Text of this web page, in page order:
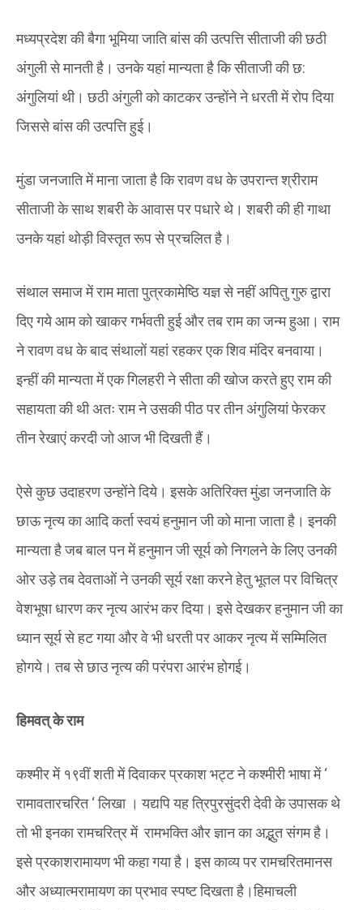
मध्यप्रदेश की बैगा भूमिया जाति बांस की उत्पत्ति सीताजी की छठी
अंगुली से मानती है। उनके यहां मान्यता है कि सीताजी की छ:
अंगुलियां थी। छठी अंगुली को काटकर उन्होंने ने धरती में रोप दिया
जिससे बांस की उत्पत्ति हुई।
मुंडा जनजाति में माना जाता है‌ कि रावण वध के उपरान्त श्रीराम
सीताजी के साथ शबरी के आवास पर पधारे थे। शबरी की ही गाथा
उनके यहां थोड़ी विस्तृत रूप से प्रचलित है।
संथाल समाज में राम माता पुत्रकामेष्ठि यज्ञ से नहीं अपितु गुरु द्वारा
दिए गये आम को खाकर गर्भवती हुई और तब राम का जन्म हुआ। राम
ने रावण वध के बाद संथालों यहां रहकर एक शिव मंदिर बनवाया।
इन्हीं की मान्यता में एक गिलहरी ने सीता की खोज करते हुए राम की
सहायता की थी अतः राम ने उसकी पीठ पर तीन अंगुलियां फेरकर
तीन रेखाएं करदी जो आज भी दिखती हैं।
ऐसे कुछ उदाहरण उन्होंने दिये। इसके अतिरिक्त मुंडा जनजाति के
छाऊ नृत्य का आदि कर्ता स्वयं हनुमान जी को माना जाता है। इनकी
मान्यता है जब बाल पन में हनुमान जी सूर्य को निगलने के लिए उनकी
ओर उड़े तब देवताओं ने उनकी सूर्य रक्षा करने हेतु भूतल पर विचित्र
वेशभूषा धारण कर नृत्य आरंभ कर दिया। इसे देखकर हनुमान जी का
ध्यान सूर्य से हट गया और वे भी धरती पर आकर नृत्य में सम्मिलित
होगये। तब से छाउ नृत्य की परंपरा आरंभ होगई।
हिमवत् के राम
कश्मीर में १९वीं शती में दिवाकर प्रकाश भट्ट ने कश्मीरी भाषा में ‘
रामावतारचरित ‘ लिखा । यद्यपि यह त्रिपुरसुंदरी देवी के उपासक थे
तो भी इनका रामचरित्र में रामभक्ति और ज्ञान का अद्भुत संगम है।
इसे प्रकाशरामायण भी कहा गया है। इस काव्य पर रामचरितमानस
और अध्यात्मरामायण का प्रभाव स्पष्ट दिखता है।हिमाचली